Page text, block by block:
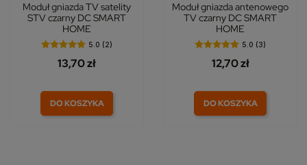
Moduł gniazda TV satelity
STV czarny DC SMART
HOME
5.0 (2)
13,70 zł
DO KOSZYKA
Moduł gniazda antenowego
TV czarny DC SMART
HOME
5.0 (3)
12,70 zł
DO KOSZYKA